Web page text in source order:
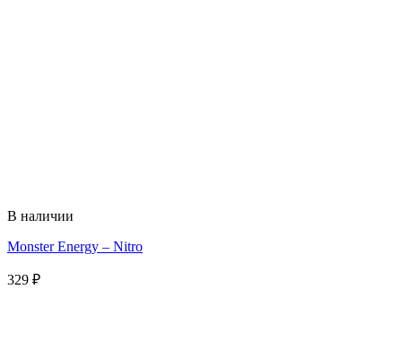
В наличии
Monster Energy – Nitro
329 ₽